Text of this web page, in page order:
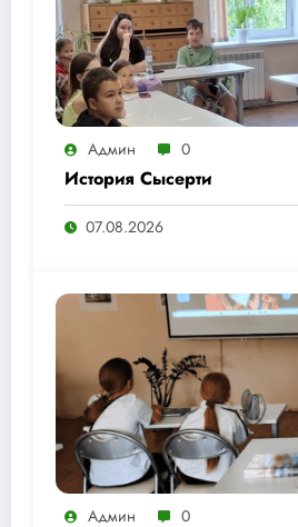
Админ 0
История Сысерти
07.08.2026
Админ 0